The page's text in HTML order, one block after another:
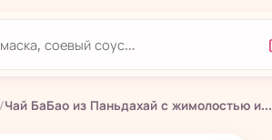
/Чай БаБао из Паньдахай с жимолостью и...